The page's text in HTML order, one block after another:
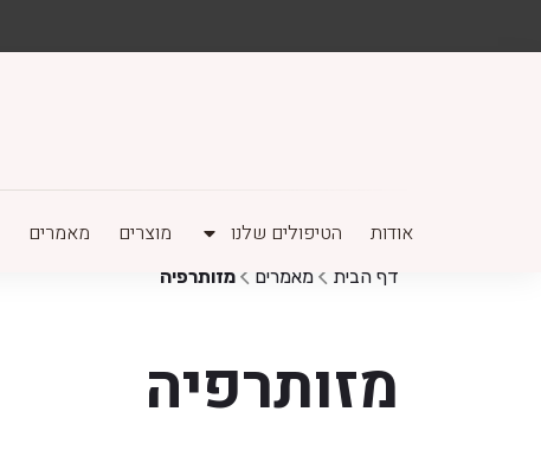
אודות הטיפולים שלנו מוצרים מאמרים
דף הבית מאמרים מזותרפיה
מזותרפיה